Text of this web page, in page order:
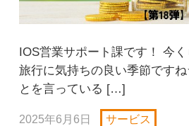
IOS営業サポート課です！ 今
旅行に気持ちの良い季節です
とを言っている […]
2025年6月6日 サービス